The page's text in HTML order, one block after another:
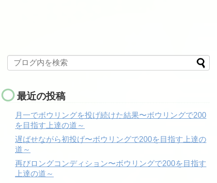
最近の投稿
月一でボウリングを投げ続けた結果〜ボウリングで200
を目指す上達の道～
遅ばせながら初投げ〜ボウリングで200を目指す上達の
道～
再びロングコンディション〜ボウリングで200を目指す
上達の道～